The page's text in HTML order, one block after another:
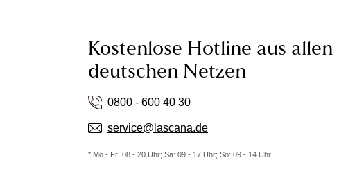
Kostenlose Hotline aus allen
deutschen Netzen
0800 - 600 40 30
service@lascana.de
* Mo - Fr: 08 - 20 Uhr; Sa: 09 - 17 Uhr; So: 09 - 14 Uhr.